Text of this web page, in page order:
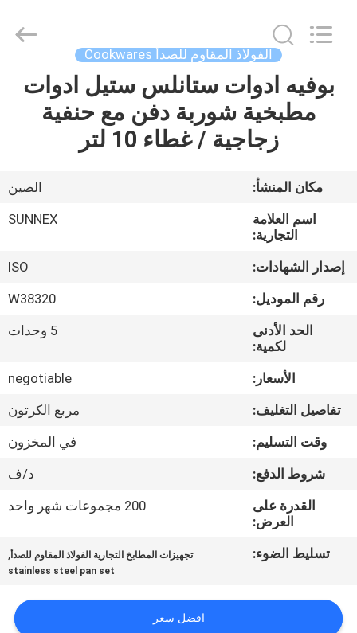
بيت
أشرطة
فيديو
معلومات
جولة
المعمل
رقابة
جودة
أخبار
equipments
limited.
الفولاذ المقاوم للصدأ Cookwares
بوفيه ادوات ستانلس ستيل ادوات
مطبخية شوربة دفن مع حنفية
زجاجية / غطاء 10 لتر
مكان المنشأ:
الصين
اسم العلامة
التجارية:
SUNNEX
إصدار الشهادات:
ISO
رقم الموديل:
W38320
الحد الأدنى
لكمية:
5 وحدات
الأسعار:
negotiable
تفاصيل التغليف:
مربع الكرتون
وقت التسليم:
في المخزون
شروط الدفع:
د/ف
القدرة على
العرض:
200 مجموعات شهر واحد
تسليط الضوء: تجهيزات المطابخ التجارية الفولاذ المقاوم للصدأ ,
stainless steel pan set
افضل سعر